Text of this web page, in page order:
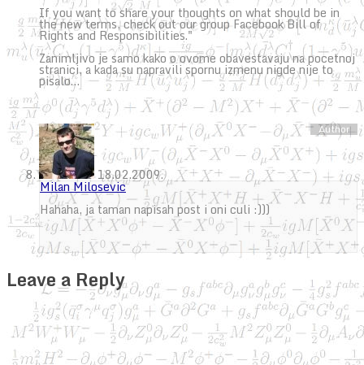
If you want to share your thoughts on what should be in
the new terms, check out our group Facebook Bill of
Rights and Responsibilities."
Zanimljivo je samo kako o ovome obavestavaju na pocetnoj
stranici, a kada su napravili spornu izmenu nigde nije to
pisalo…
18.02.2009.
Milan Milosevic
Hahaha, ja taman napisah post i oni culi :)))
Leave a Reply